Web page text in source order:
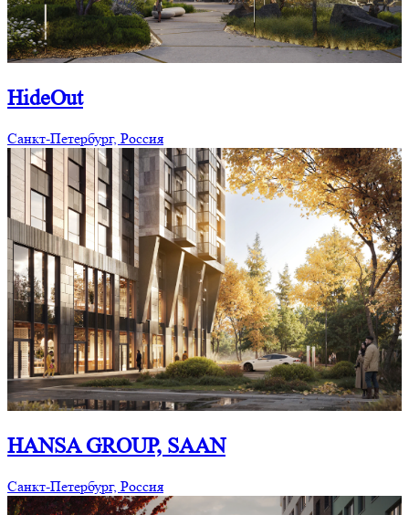
HideOut
Санкт-Петербург, Россия
HANSA GROUP, SAAN
Санкт-Петербург, Россия